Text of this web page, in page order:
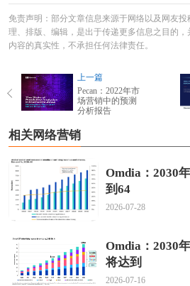
免责声明：部分文章信息来源于网络以及网友
理、排版、编辑，是出于传递更多信息之目的
内容的真实性，不承担任何法律责任。
上一篇
Pecan：2022年市
场营销中的预测
分析报告
相关网络营销
Omdia：2030
到64
2026-07-28
Omdia：2030
将达到
2026-07-16